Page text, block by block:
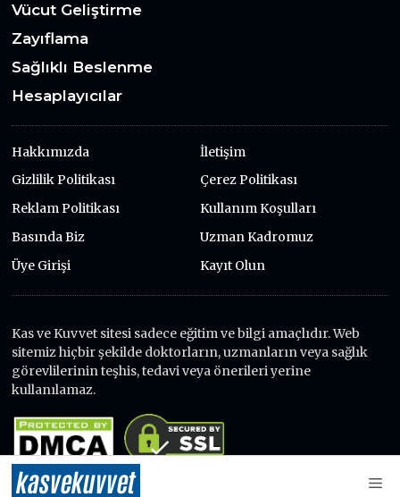
kasvekuvvet
Vücut Geliştirme
Zayıflama
Sağlıklı Beslenme
Hesaplayıcılar
Hakkımızda
İletişim
Gizlilik Politikası
Çerez Politikası
Reklam Politikası
Kullanım Koşulları
Basında Biz
Uzman Kadromuz
Üye Girişi
Kayıt Olun
Kas ve Kuvvet sitesi sadece eğitim ve bilgi amaçlıdır. Web
sitemiz hiçbir şekilde doktorların, uzmanların veya sağlık
görevlilerinin teşhis, tedavi veya önerileri yerine
kullanılamaz.
© 2026 Kas ve Kuvvet - Tüm Hakları Saklıdır